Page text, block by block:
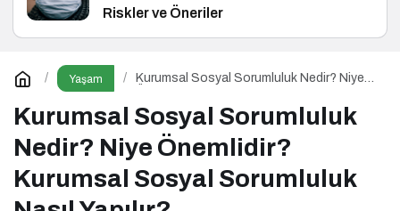
Riskler ve Öneriler
Yaşam
Kurumsal Sosyal Sorumluluk Nedir? Niye
Nasıl Yapılır?
Kurumsal Sosyal Sorumluluk
Nedir? Niye Önemlidir?
Kurumsal Sosyal Sorumluluk